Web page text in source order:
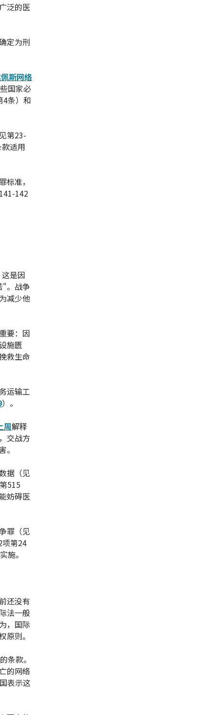
泛的医
定为刑
斯网络
国家必
4条）和
第23-
适用
准，
142
是因
"。战争
减少他
要：因
施匮
救生命
运输工
）。
周解释
交战方
。
据（见
515
妨碍医
罪（见
第24
施。
还没有
法一般
，国际
则。
条款。
的网络
表示这